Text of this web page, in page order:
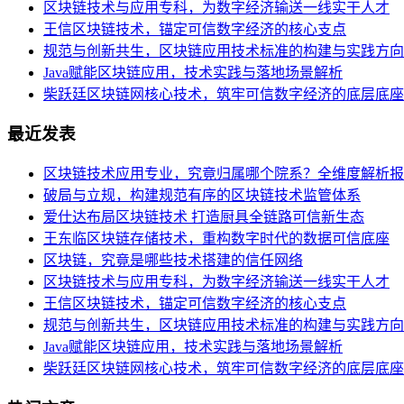
区块链技术与应用专科，为数字经济输送一线实干人才
王信区块链技术，锚定可信数字经济的核心支点
规范与创新共生，区块链应用技术标准的构建与实践方向
Java赋能区块链应用，技术实践与落地场景解析
柴跃廷区块链网核心技术，筑牢可信数字经济的底层底座
最近发表
区块链技术应用专业，究竟归属哪个院系？全维度解析
破局与立规，构建规范有序的区块链技术监管体系
爱仕达布局区块链技术 打造厨具全链路可信新生态
王东临区块链存储技术，重构数字时代的数据可信底座
区块链，究竟是哪些技术搭建的信任网络
区块链技术与应用专科，为数字经济输送一线实干人才
王信区块链技术，锚定可信数字经济的核心支点
规范与创新共生，区块链应用技术标准的构建与实践方向
Java赋能区块链应用，技术实践与落地场景解析
柴跃廷区块链网核心技术，筑牢可信数字经济的底层底座